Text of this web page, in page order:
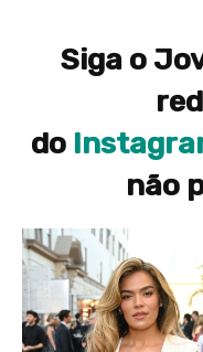
Siga o
do
não